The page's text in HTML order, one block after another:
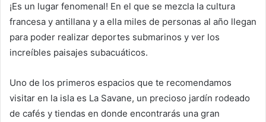
¡Es un lugar fenomenal! En el que se mezcla la cultura
francesa y antillana y a ella miles de personas al año llegan
para poder realizar deportes submarinos y ver los
increíbles paisajes subacuáticos.
Uno de los primeros espacios que te recomendamos
visitar en la isla es La Savane, un precioso jardín rodeado
de cafés y tiendas en donde encontrarás una gran